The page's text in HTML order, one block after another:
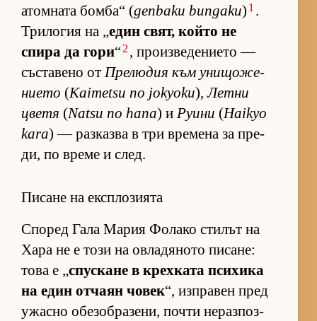
атом­ната бом­ба“ (genbaku bungaku) 1 .
Три­ло­гия на „един свят, който не
спира да гори“2 , про­из­ве­де­ни­ето —
със­та­вено от Пре­лю­дия към уни­що­же­
ни­ето (Kaimetsu no jokyoku),Летни
цветя (Natsu no hana) и Руини (Haikyo
kara) — раз­казва в три вре­мена за пре­
ди, по време и след.
Писане на експлозията
Спо­ред Гала Ма­рия Фо­лако сти­лът на
Хара не е този на ов­ла­дя­ното пи­са­не:
това е „спус­кане в крех­ката пси­хика
на един от­чаян чо­век“, из­п­ра­вен пред
ужасно обе­зоб­ра­зе­ни, почти не­раз­поз­